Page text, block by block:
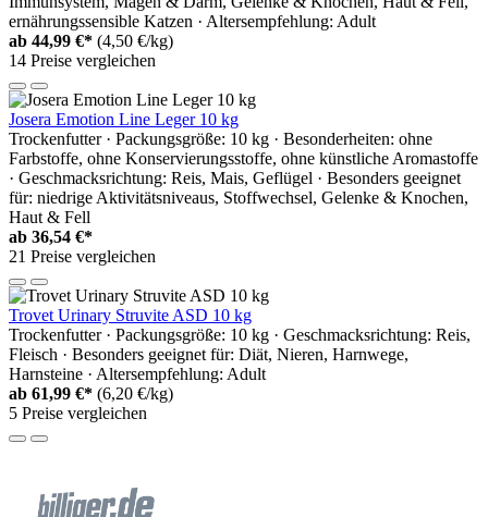
ernährungssensible Katzen · Altersempfehlung: Adult
ab 44,99 €* (4,50 €/kg)
14 Preise vergleichen
Josera Emotion Line Leger 10 kg
Trockenfutter · Packungsgröße: 10 kg · Besonderheiten: ohne
Farbstoffe, ohne Konservierungsstoffe, ohne künstliche Aromastoffe
· Geschmacksrichtung: Reis, Mais, Geflügel · Besonders geeignet
für: niedrige Aktivitätsniveaus, Stoffwechsel, Gelenke & Knochen,
Haut & Fell
ab 36,54 €*
21 Preise vergleichen
Trovet Urinary Struvite ASD 10 kg
Trockenfutter · Packungsgröße: 10 kg · Geschmacksrichtung: Reis,
Fleisch · Besonders geeignet für: Diät, Nieren, Harnwege,
Harnsteine · Altersempfehlung: Adult
ab 61,99 €* (6,20 €/kg)
5 Preise vergleichen